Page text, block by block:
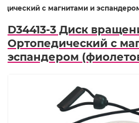
с магнитами и
D34413-3 Диск
Ортопедический с
эспандером